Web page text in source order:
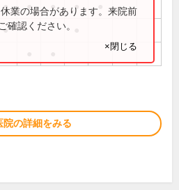
● ● ● ●
●
業の場合があります。来院前
確認ください。
×閉じる
院の詳細をみる